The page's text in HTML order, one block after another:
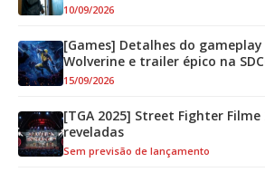
10/09/2026
[Games] Detalhes do gameplay
Wolverine e trailer épico na
15/09/2026
[TGA 2025] Street Fighter Filme
reveladas
Sem previsão de lançamento